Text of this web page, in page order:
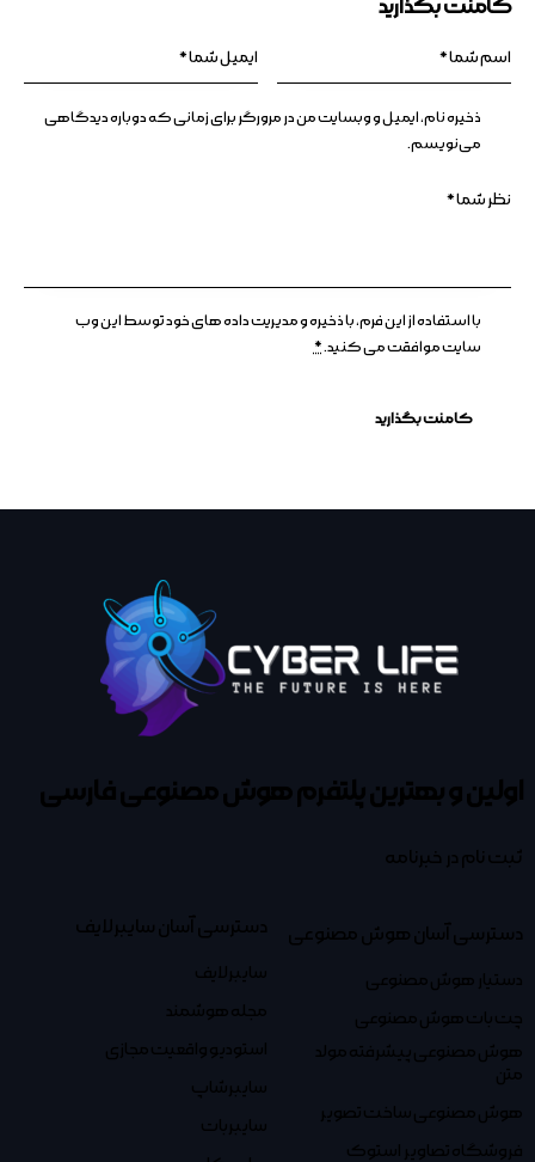
کامنت بگذارید
ذخیره نام، ایمیل و وبسایت من در مرورگر برای زمانی که دوباره دیدگاهی
می‌نویسم.
با استفاده از این فرم، با ذخیره و مدیریت داده های خود توسط این وب
سایت موافقت می کنید.*
اولین و بهترین پلتفرمهوش مصنوعی فارسی
ثبت نام در خبرنامه
دسترسی آسان هوش مصنوعی
دستیار هوش مصنوعی
چت بات هوش مصنوعی
هوش مصنوعی پیشرفته مولد
متن
هوش مصنوعی ساخت تصویر
فروشگاه تصاویر استوک
دسترسی آسان سایبرلایف
سایبرلایف
مجله هوشمند
استودیو واقعیت مجازی
سایبرشاپ
سایبربات